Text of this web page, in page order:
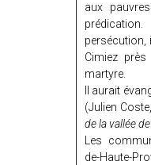
aux
persécution,
Cimiez
martyre.
Il aurait
(Julien Coste,
de la vallée
Les
de-Haute-